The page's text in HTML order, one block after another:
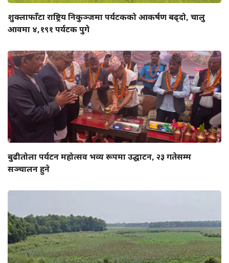
शुक्लाफाँटा राष्ट्रिय निकुञ्जमा पर्यटकको आकर्षण बढ्दो, चालु
आवमा ४,१९१ पर्यटक पुगे
बुढीतोला पर्यटन महोत्सव भव्य रूपमा उद्घाटन, २३ गतेसम्म
सञ्चालन हुने